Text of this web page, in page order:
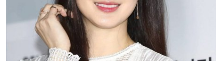
Kore Dünyası
Anime Karakterleri
Anime